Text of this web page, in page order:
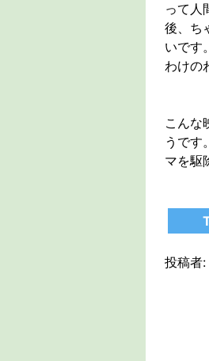
って人
後、ち
いです
わけの
こんな
うです
マを駆
投稿者: